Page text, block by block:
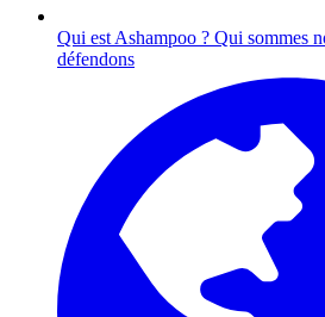
Qui est Ashampoo ? Qui sommes
défendons